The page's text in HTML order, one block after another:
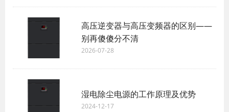
高压逆变器与高压变频器的区别——
别再傻傻分不清
2026-07-28
湿电除尘电源的工作原理及优势
2024-12-17